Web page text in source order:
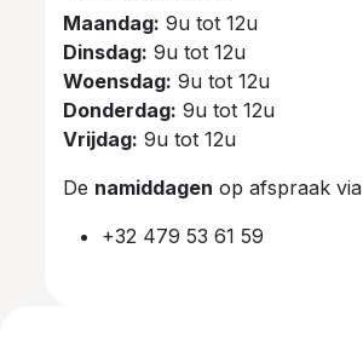
Maandag: 9u tot 12u
Dinsdag: 9u tot 12u
Woensdag: 9u tot 12u
Donderdag: 9u tot 12u
Vrijdag: 9u tot 12u
De namiddagen op afspraak via
+32 479 53 61 59